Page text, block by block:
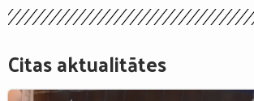
Citas aktualitātes